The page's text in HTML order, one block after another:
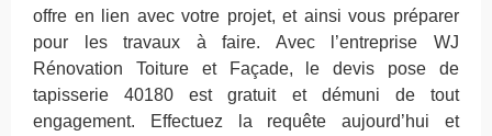
offre en lien avec votre projet, et ainsi vous préparer
pour les travaux à faire. Avec l’entreprise WJ
Rénovation Toiture et Façade, le devis pose de
tapisserie 40180 est gratuit et démuni de tout
engagement. Effectuez la requête aujourd’hui et